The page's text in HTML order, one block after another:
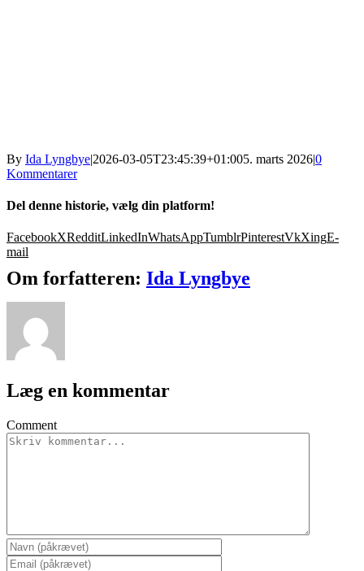
By Ida Lyngbye|2026-03-05T23:45:39+01:005. marts 2026|0
Kommentarer
Del denne historie, vælg din platform!
FacebookXRedditLinkedInWhatsAppTumblrPinterestVkXingE-
mail
Om forfatteren: Ida Lyngbye
Læg en kommentar
Comment